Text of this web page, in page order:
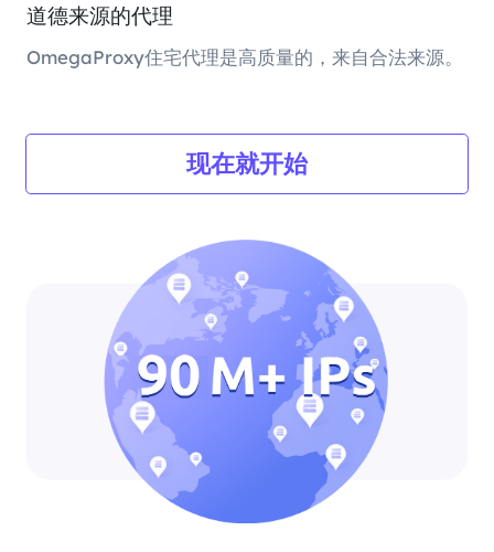
道德来源的代理
OmegaProxy住宅代理是高质量的，来自合法来源。
现在就开始